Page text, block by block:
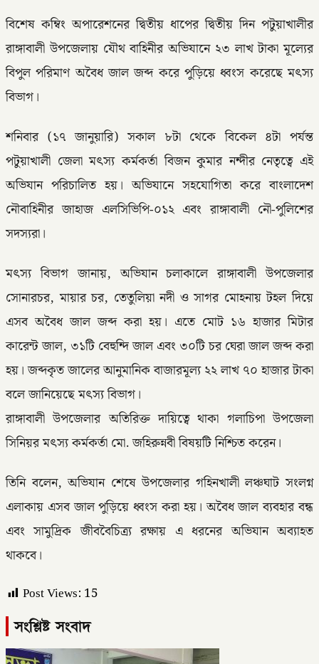
বিশেষ কম্বিং অপারেশনের দ্বিতীয় ধাপের দ্বিতীয় দিন পটুয়াখালীর
রাঙ্গাবালী উপজেলায় যৌথ বাহিনীর অভিযানে ২৩ লাখ টাকা মূল্যের
বিপুল পরিমাণ অবৈধ জাল জব্দ করে পুড়িয়ে ধ্বংস করেছে মৎস্য
বিভাগ।
শনিবার (১৭ জানুয়ারি) সকাল ৮টা থেকে বিকেল ৪টা পর্যন্ত
পটুয়াখালী জেলা মৎস্য কর্মকর্তা বিজন কুমার নন্দীর নেতৃত্বে এই
অভিযান পরিচালিত হয়। অভিযানে সহযোগিতা করে বাংলাদেশ
নৌবাহিনীর জাহাজ এলসিভিপি-০১২ এবং রাঙ্গাবালী নৌ-পুলিশের
সদস্যরা।
মৎস্য বিভাগ জানায়, অভিযান চলাকালে রাঙ্গাবালী উপজেলার
সোনারচর, মায়ার চর, তেতুলিয়া নদী ও সাগর মোহনায় টহল দিয়ে
এসব অবৈধ জাল জব্দ করা হয়। এতে মোট ১৬ হাজার মিটার
কারেন্ট জাল, ৩১টি বেহুন্দি জাল এবং ৩০টি চর ঘেরা জাল জব্দ করা
হয়। জব্দকৃত জালের আনুমানিক বাজারমূল্য ২২ লাখ ৭০ হাজার টাকা
বলে জানিয়েছে মৎস্য বিভাগ।
রাঙ্গাবালী উপজেলার অতিরিক্ত দায়িত্বে থাকা গলাচিপা উপজেলা
সিনিয়র মৎস্য কর্মকর্তা মো. জহিরুন্নবী বিষয়টি নিশ্চিত করেন।
তিনি বলেন, অভিযান শেষে উপজেলার গহিনখালী লঞ্চঘাট সংলগ্ন
এলাকায় এসব জাল পুড়িয়ে ধ্বংস করা হয়। অবৈধ জাল ব্যবহার বন্ধ
এবং সামুদ্রিক জীববৈচিত্র্য রক্ষায় এ ধরনের অভিযান অব্যাহত
থাকবে।
Post Views: 15
সংশ্লিষ্ট সংবাদ